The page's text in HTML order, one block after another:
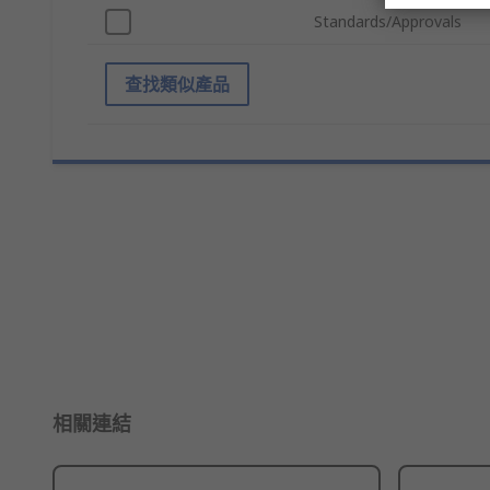
Standards/Approvals
查找類似產品
相關連結